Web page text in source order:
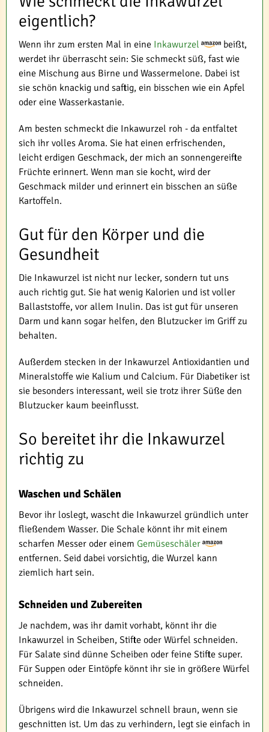
eigentlich?
Wenn ihr zum ersten Mal in eine Inkawurzel
beißt,
werdet ihr überrascht sein: Sie schmeckt süß, fast wie
eine Mischung aus Birne und Wassermelone. Dabei ist
sie schön knackig und saftig, ein bisschen wie ein Apfel
oder eine Wasserkastanie.
Am besten schmeckt die Inkawurzel roh - da entfaltet
sich ihr volles Aroma. Sie hat einen erfrischenden,
leicht erdigen Geschmack, der mich an sonnengereifte
Früchte erinnert. Wenn man sie kocht, wird der
Geschmack milder und erinnert ein bisschen an süße
Kartoffeln.
Gut für den Körper und die
Gesundheit
Die Inkawurzel ist nicht nur lecker, sondern tut uns
auch richtig gut. Sie hat wenig Kalorien und ist voller
Ballaststoffe, vor allem Inulin. Das ist gut für unseren
Darm und kann sogar helfen, den Blutzucker im Griff zu
behalten.
Außerdem stecken in der Inkawurzel Antioxidantien und
Mineralstoffe wie Kalium und Calcium. Für Diabetiker ist
sie besonders interessant, weil sie trotz ihrer Süße den
Blutzucker kaum beeinflusst.
So bereitet ihr die Inkawurzel
richtig zu
Waschen und Schälen
Bevor ihr loslegt, wascht die Inkawurzel gründlich unter
fließendem Wasser. Die Schale könnt ihr mit einem
scharfen Messer oder einem Gemüseschäler
entfernen. Seid dabei vorsichtig, die Wurzel kann
ziemlich hart sein.
Schneiden und Zubereiten
Je nachdem, was ihr damit vorhabt, könnt ihr die
Inkawurzel in Scheiben, Stifte oder Würfel schneiden.
Für Salate sind dünne Scheiben oder feine Stifte super.
Für Suppen oder Eintöpfe könnt ihr sie in größere Würfel
schneiden.
Übrigens wird die Inkawurzel schnell braun, wenn sie
geschnitten ist. Um das zu verhindern, legt sie einfach in